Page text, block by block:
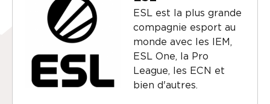
ESL est la plus grande
compagnie esport au
monde avec les IEM,
ESL One, la Pro
League, les ECN et
bien d'autres.